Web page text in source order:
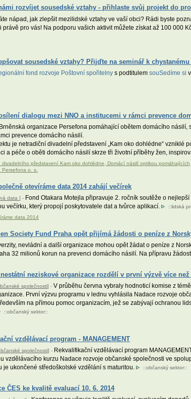
rozvíjet sousedské vztahy - přihlaste svůj projekt do
nápad, jak zlepšit mezilidské vztahy ve vaší obci? Rádi byste
pro vás! Na podporu vašich aktivit můžete získat až 100 000
sousedské vztahy? Přijďte na seminář k
fond rozvoje Poštovní spořitelny s podtitulem souSedíme si
dialogu mezi NNO a institucemi v rámci prevence
Brněnská organizace Persefona pomáhající obětem domácího
prevence domácího násilí.
je netradiční divadelní představení „Kam oko dohlédne“
a péče o oběti domácího násilí skrze tři životní příběhy žen,
divadelního představení Kam oko dohlédne, Domácí násilí optikou pomáhajících
o. s.
otevíráme data 2014 zahájí večírek
data ] - Fond Otakara Motejla připravuje 2. ročník soutěže o
večírku, který propojí poskytovatele dat a tvůrce aplikací.
::lidská
data 2014
Society Fund Praha opět přijímá žádosti o peníze z
nevládní a další organizace mohou opět žádat o peníze z
32 milionů korun na prevenci domácího násilí. Na přípravu
neziskové organizace rozdělí v první výzvě více
společnosti] - V průběhu června vybraly hodnoticí komise z
První výzvu programu v lednu vyhlásila Nadace rozvoje
na přímou pomoc organizacím, jež se zabývají ochranou
::občanský sektor::
vzdělávací program - MANAGEMENT
společnosti] - Rekvalifikační vzdělávací program
vzdělávacího kurzu Nadace rozvoje občanské společnosti ve
je ukončené středoškolské vzdělání s maturitou.
::občanský sektor::
ČES ke kvalitě evaluací 10. 6. 2014